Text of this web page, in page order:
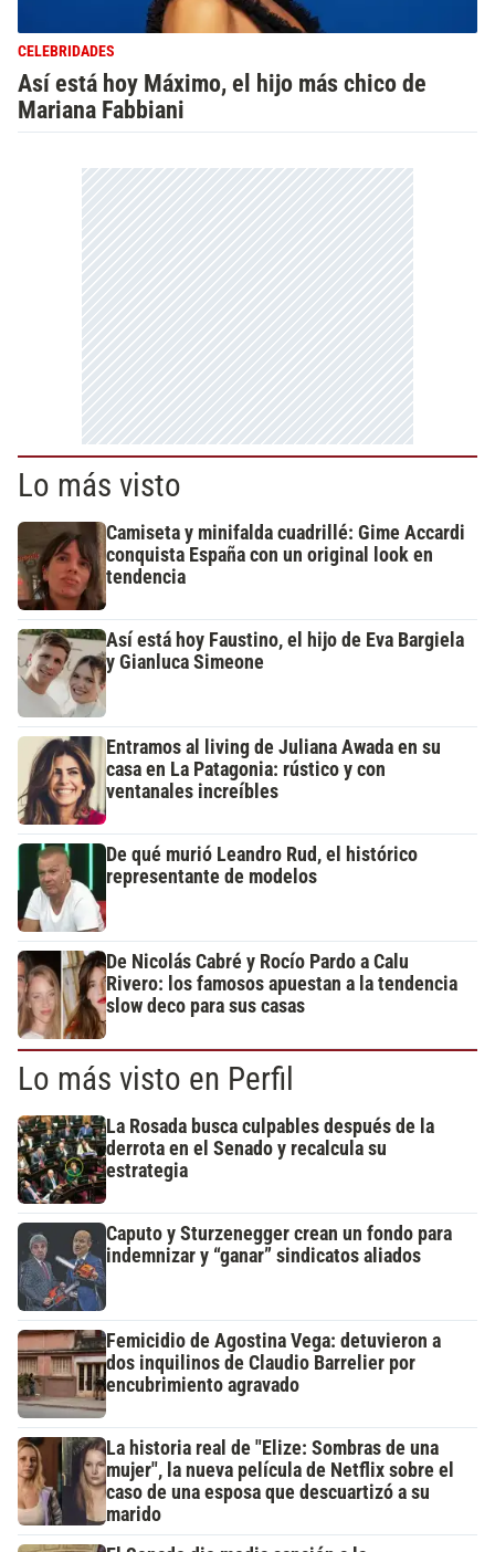
CELEBRIDADES
Así está hoy Máximo, el hijo más chico de
Mariana Fabbiani
Lo más visto
Camiseta y minifalda cuadrillé: Gime Accardi
conquista España con un original look en
tendencia
Así está hoy Faustino, el hijo de Eva Bargiela
y Gianluca Simeone
Entramos al living de Juliana Awada en su
casa en La Patagonia: rústico y con
ventanales increíbles
De qué murió Leandro Rud, el histórico
representante de modelos
De Nicolás Cabré y Rocío Pardo a Calu
Rivero: los famosos apuestan a la tendencia
slow deco para sus casas
Lo más visto en Perfil
La Rosada busca culpables después de la
derrota en el Senado y recalcula su
estrategia
Caputo y Sturzenegger crean un fondo para
indemnizar y “ganar” sindicatos aliados
Femicidio de Agostina Vega: detuvieron a
dos inquilinos de Claudio Barrelier por
encubrimiento agravado
La historia real de "Elize: Sombras de una
mujer", la nueva película de Netflix sobre el
caso de una esposa que descuartizó a su
marido